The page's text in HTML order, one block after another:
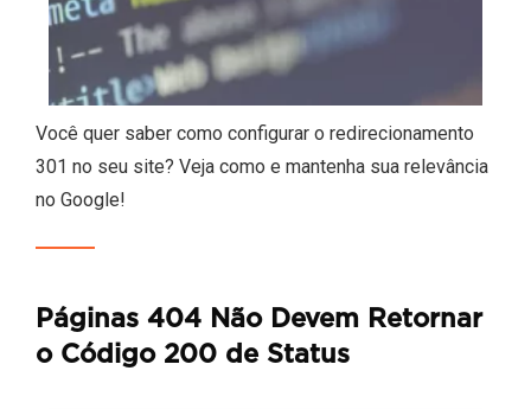
Você quer saber como configurar o redirecionamento
301 no seu site? Veja como e mantenha sua relevância
no Google!
Páginas 404 Não Devem Retornar
o Código 200 de Status